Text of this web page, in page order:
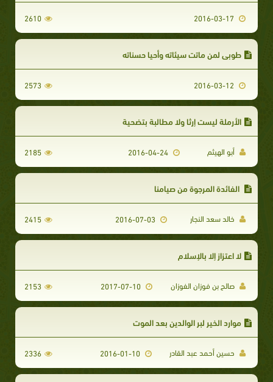
2610
طوبى لمن ماتت سيئاته وأحيا حسناته
2573
الأرملة ليست إرثا ولا مطالبة بتضحية
أبو الهيثم 2185
الفائدة المرجوة من صيامنا
خالد سعد النجار 2415
لا اعتزاز إلا بالإسلام
صالح بن فوزان الفوزان 2153
موارد الخير لبر الوالدين بعد الموت
حسين أحمد عبد القادر 2016-01-10
2336